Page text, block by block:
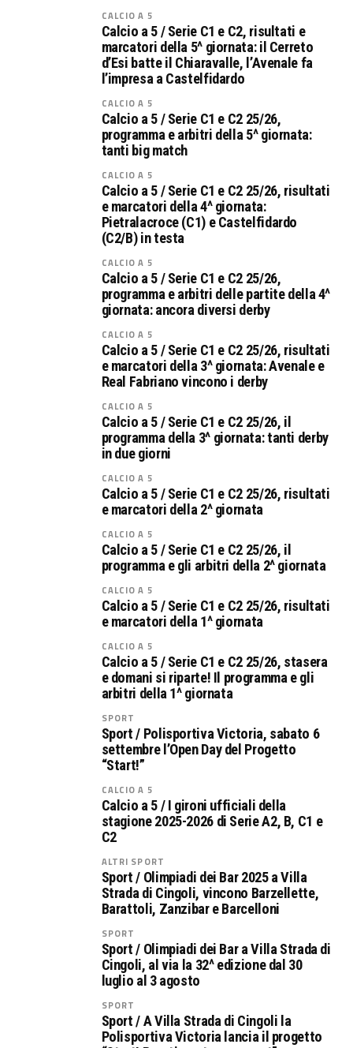
CALCIO A 5
Calcio a 5 / Serie C1 e C2, risultati e
marcatori della 5^ giornata: il Cerreto
d’Esi batte il Chiaravalle, l’Avenale fa
l’impresa a Castelfidardo
CALCIO A 5
Calcio a 5 / Serie C1 e C2 25/26,
programma e arbitri della 5^ giornata:
tanti big match
CALCIO A 5
Calcio a 5 / Serie C1 e C2 25/26, risultati
e marcatori della 4^ giornata:
Pietralacroce (C1) e Castelfidardo
(C2/B) in testa
CALCIO A 5
Calcio a 5 / Serie C1 e C2 25/26,
programma e arbitri delle partite della 4^
giornata: ancora diversi derby
CALCIO A 5
Calcio a 5 / Serie C1 e C2 25/26, risultati
e marcatori della 3^ giornata: Avenale e
Real Fabriano vincono i derby
CALCIO A 5
Calcio a 5 / Serie C1 e C2 25/26, il
programma della 3^ giornata: tanti derby
in due giorni
CALCIO A 5
Calcio a 5 / Serie C1 e C2 25/26, risultati
e marcatori della 2^ giornata
CALCIO A 5
Calcio a 5 / Serie C1 e C2 25/26, il
programma e gli arbitri della 2^ giornata
CALCIO A 5
Calcio a 5 / Serie C1 e C2 25/26, risultati
e marcatori della 1^ giornata
CALCIO A 5
Calcio a 5 / Serie C1 e C2 25/26, stasera
e domani si riparte! Il programma e gli
arbitri della 1^ giornata
SPORT
Sport / Polisportiva Victoria, sabato 6
settembre l’Open Day del Progetto
“Start!”
CALCIO A 5
Calcio a 5 / I gironi ufficiali della
stagione 2025-2026 di Serie A2, B, C1 e
C2
ALTRI SPORT
Sport / Olimpiadi dei Bar 2025 a Villa
Strada di Cingoli, vincono Barzellette,
Barattoli, Zanzibar e Barcelloni
SPORT
Sport / Olimpiadi dei Bar a Villa Strada di
Cingoli, al via la 32^ edizione dal 30
luglio al 3 agosto
SPORT
Sport / A Villa Strada di Cingoli la
Polisportiva Victoria lancia il progetto